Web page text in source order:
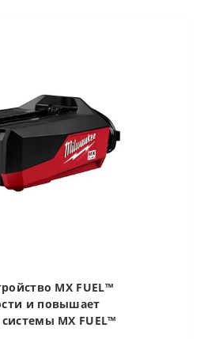
MX FUEL™
и повышает
MX FUEL™